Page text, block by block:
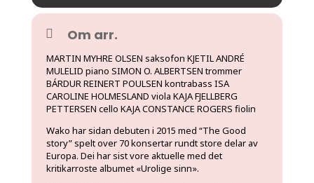
Om arr.
MARTIN MYHRE OLSEN saksofon KJETIL ANDRÉ
MULELID piano SIMON O. ALBERTSEN trommer
BÁRDUR REINERT POULSEN kontrabass ISA
CAROLINE HOLMESLAND viola KAJA FJELLBERG
PETTERSEN cello KAJA CONSTANCE ROGERS fiolin
Wako har sidan debuten i 2015 med “The Good
story” spelt over 70 konsertar rundt store delar av
Europa. Dei har sist vore aktuelle med det
kritikarroste albumet «Urolige sinn».